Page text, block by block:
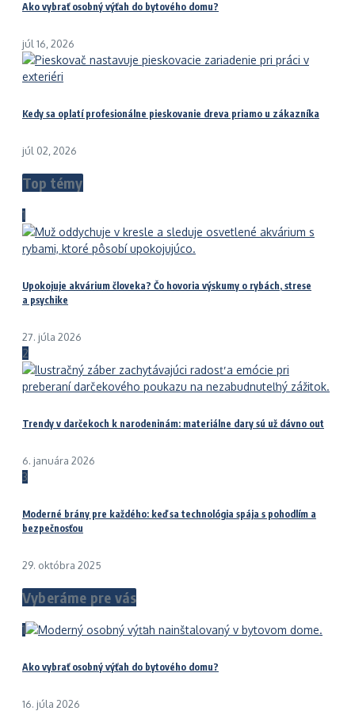
Ako vybrať osobný výťah do bytového domu?
júl 16, 2026
Kedy sa oplatí profesionálne pieskovanie dreva priamo u zákazníka
júl 02, 2026
Top témy
1
Upokojuje akvárium človeka? Čo hovoria výskumy o rybách, strese
a psychike
27. júla 2026
2
Trendy v darčekoch k narodeninám: materiálne dary sú už dávno out
6. januára 2026
3
Moderné brány pre každého: keď sa technológia spája s pohodlím a
bezpečnosťou
29. októbra 2025
Vyberáme pre vás
1
Ako vybrať osobný výťah do bytového domu?
16. júla 2026